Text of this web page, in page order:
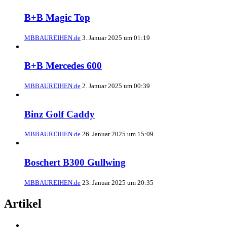
B+B Magic Top
MBBAUREIHEN.de 3. Januar 2025 um 01:19
B+B Mercedes 600
MBBAUREIHEN.de 2. Januar 2025 um 00:39
Binz Golf Caddy
MBBAUREIHEN.de 26. Januar 2025 um 15:09
Boschert B300 Gullwing
MBBAUREIHEN.de 23. Januar 2025 um 20:35
Artikel